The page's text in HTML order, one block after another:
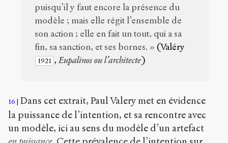
puisqu’il y faut encore la présence du
modèle ; mais elle régit l’ensemble de
son action ; elle en fait un tout, qui a sa
fin, sa sanction, et ses bornes. » (Valéry
1921 ,Eupalinos ou l’architecte)
16
Dans cet extrait, Paul Valery met en évidence
la puissance de l’intention, et sa rencontre avec
un modèle, ici au sens du modèle d’un artefact